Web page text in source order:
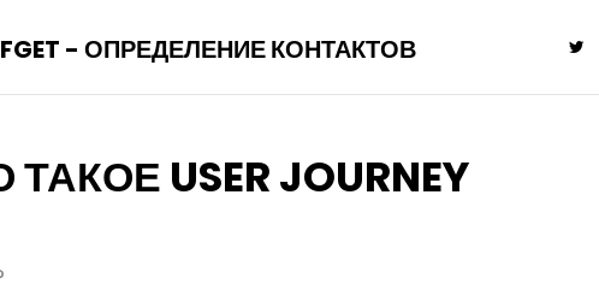
- ОПРЕДЕЛЕНИЕ КОНТАКТОВ
ТАКОЕ USER JOURNEY